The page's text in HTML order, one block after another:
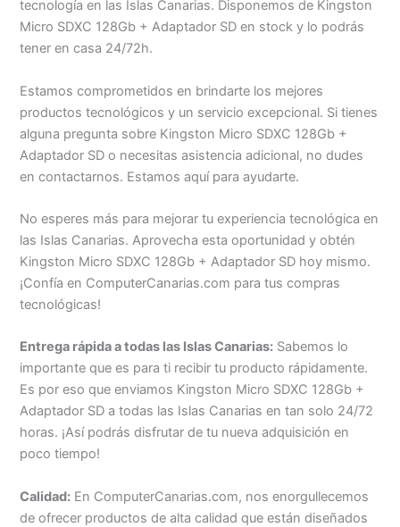
tecnología en las Islas Canarias. Disponemos de Kingston
Micro SDXC 128Gb + Adaptador SD en stock y lo podrás
tener en casa 24/72h.
Estamos comprometidos en brindarte los mejores
productos tecnológicos y un servicio excepcional. Si tienes
alguna pregunta sobre Kingston Micro SDXC 128Gb +
Adaptador SD o necesitas asistencia adicional, no dudes
en contactarnos. Estamos aquí para ayudarte.
No esperes más para mejorar tu experiencia tecnológica en
las Islas Canarias. Aprovecha esta oportunidad y obtén
Kingston Micro SDXC 128Gb + Adaptador SD hoy mismo.
¡Confía en ComputerCanarias.com para tus compras
tecnológicas!
Entrega rápida a todas las Islas Canarias: Sabemos lo
importante que es para ti recibir tu producto rápidamente.
Es por eso que enviamos Kingston Micro SDXC 128Gb +
Adaptador SD a todas las Islas Canarias en tan solo 24/72
horas. ¡Así podrás disfrutar de tu nueva adquisición en
poco tiempo!
Calidad: En ComputerCanarias.com, nos enorgullecemos
de ofrecer productos de alta calidad que están diseñados